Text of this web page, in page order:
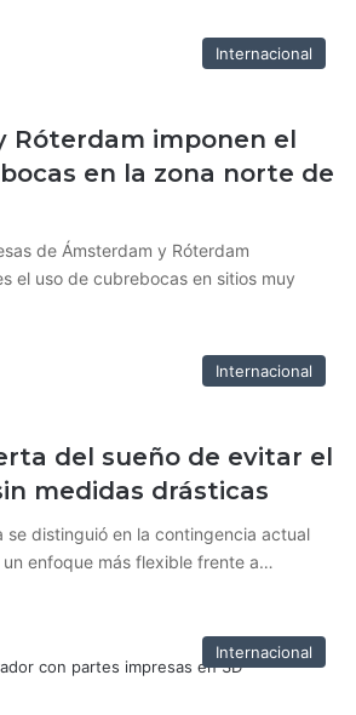
Internacional
Róterdam imponen el
en la zona norte de
de Ámsterdam y Róterdam
el uso de cubrebocas en sitios muy
Internacional
del sueño de evitar el
medidas drásticas
se distinguió en la contingencia actual
enfoque más flexible frente a…
Internacional